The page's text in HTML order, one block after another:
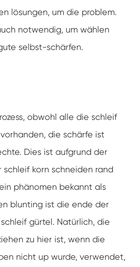
lösungen, um die problem.
notwendig, um wählen
selbst-schärfen.
obwohl alle die schleif
die schärfe ist
Dies ist aufgrund der
korn schneiden rand
phänomen bekannt als
blunting ist die ende der
gürtel. Natürlich, die
zu hier ist, wenn die
nicht up wurde, verwendet,